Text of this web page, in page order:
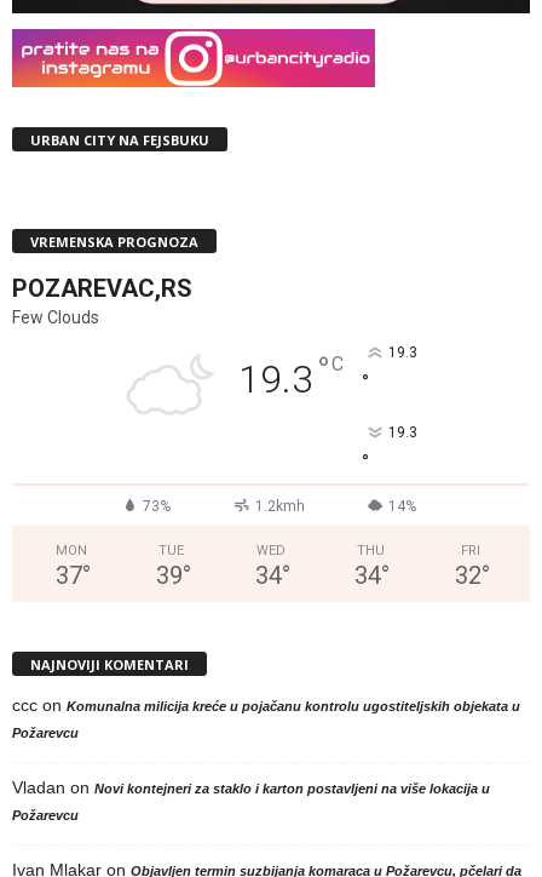
URBAN CITY NA FEJSBUKU
VREMENSKA PROGNOZA
POZAREVAC,RS
Few Clouds
19.3 °C 19.3
°
19.3
°
73% 1.2kmh 14%
MON
37°
TUE
39°
WED
34°
THU
34°
FRI
32°
NAJNOVIJI KOMENTARI
ccc on Komunalna milicija kreće u pojačanu kontrolu ugostiteljskih objekata u
Požarevcu
Vladan on Novi kontejneri za staklo i karton postavljeni na više lokacija u
Požarevcu
Ivan Mlakar on Objavljen termin suzbijanja komaraca u Požarevcu, pčelari da